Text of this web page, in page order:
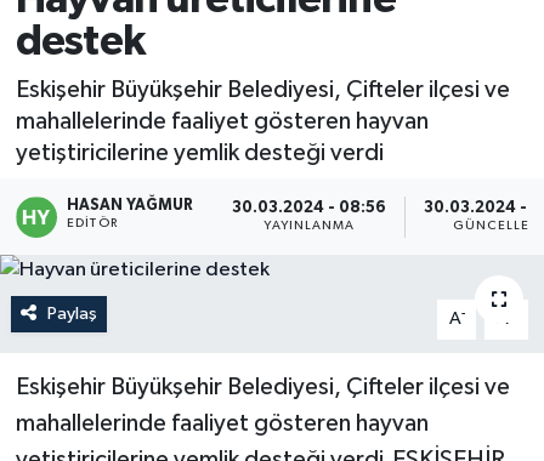
destek
Eskişehir Büyükşehir Belediyesi, Çifteler ilçesi ve
mahallelerinde faaliyet gösteren hayvan
yetiştiricilerine yemlik desteği verdi
HASAN YAĞMUR
EDITÖR
30.03.2024 - 08:56
YAYINLANMA
30.03.2024 -
Paylaş A- A
Eskişehir Büyükşehir Belediyesi, Çifteler ilçesi ve
mahallelerinde faaliyet gösteren hayvan
Ekonomi
Gündem
Kadın
Kültür & Sanat
Magazin
Politika
Sağlık
Spor
Malatya Trafik Yoğunluk Haritası
TFF 3.Lig 2.Grup Puan Durumu ve Fikstür
Tüm Manşetler
Son Dakika Haberleri
Haber Arşivi